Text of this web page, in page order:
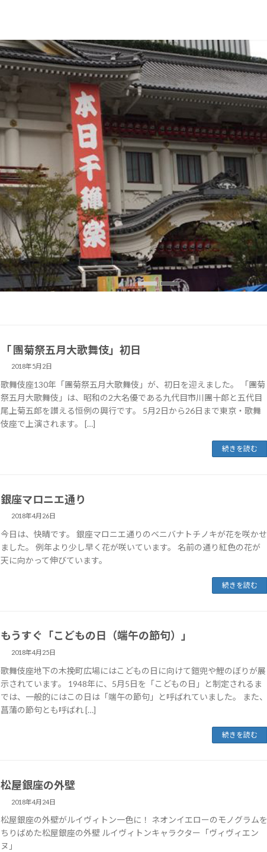
「 團菊祭五月大歌舞伎」初日
2018年5月2日
歌舞伎座130年「團菊祭五月大歌舞伎」が、初日を迎えました。 「團菊
祭五月大歌舞伎」は、昭和の2大名優である九代目市川團十郎と五代目
尾上菊五郎を讃える恒例の興行です。 5月2日から26日まで東京・歌舞
伎座で上演されます。 […]
続きを読む
銀座マロニエ通り
2018年4月26日
今日は、快晴です。 銀座マロニエ通りのベニバナトチノキが花を咲かせ
ました。 例年より少し早く花が咲いています。 名前の通り紅色の花が
天に向かって伸びています。
続きを読む
もうすぐ「こどもの日（端午の節句）」
2018年4月25日
歌舞伎座地下の木挽町広場にはこどもの日に向けて鎧兜や鯉のぼりが展
示されています。 1948年に、5月5日を「こどもの日」と制定されるま
では、一般的にはこの日は「端午の節句」と呼ばれていました。 また、
菖蒲の節句とも呼ばれ […]
続きを読む
松屋銀座の外壁
2018年4月24日
松屋銀座の外壁がルイヴィトン一色に！ ネオンイエローのモノグラムを
ちりばめた松屋銀座の外壁 ルイヴィトンキャラクター「ヴィヴィエン
ヌ」